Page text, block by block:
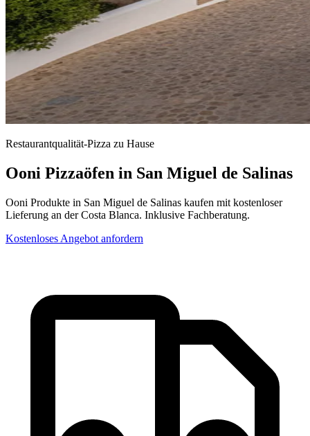
Restaurantqualität-Pizza zu Hause
Ooni Pizzaöfen in San Miguel de Salinas
Ooni Produkte in San Miguel de Salinas kaufen mit kostenloser
Lieferung an der Costa Blanca. Inklusive Fachberatung.
Kostenloses Angebot anfordern